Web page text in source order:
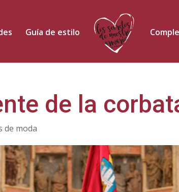
Guía de estilo
de la
de moda